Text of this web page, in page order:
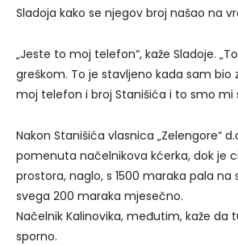
Sladoja kako se njegov broj našao na
„Jeste to moj telefon“, kaže Sladoje.
greškom. To je stavljeno kada sam bio
moj telefon i broj Stanišića i to smo mi
Nakon Stanišića vlasnica „Zelengore“
pomenuta načelnikova kćerka, dok je
prostora, naglo, s 1500 maraka pala na
svega 200 maraka mjesečno.
Načelnik Kalinovika, međutim, kaže da
sporno.